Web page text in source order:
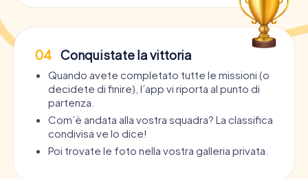
04 Conquistate la vittoria
Quando avete completato tutte le missioni (o
decidete di finire), l’app vi riporta al punto di
partenza.
Com’è andata alla vostra squadra? La classifica
condivisa ve lo dice!
Poi trovate le foto nella vostra galleria privata.